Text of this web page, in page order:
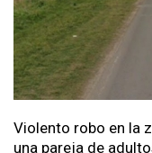
Violento robo en la
una pareja de